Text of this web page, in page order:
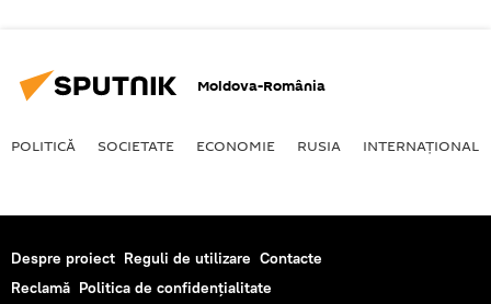
Moldova-România
POLITICĂ SOCIETATE ECONOMIE RUSIA INTERNAŢIONAL
Despre proiect Reguli de utilizare Contacte
Reclamă Politica de confidențialitate